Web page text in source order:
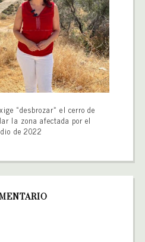
«desbrozar» el cerro de
la zona afectada por el
de 2022